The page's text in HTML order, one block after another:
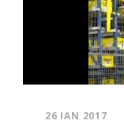
26 ΙΑΝ 2017